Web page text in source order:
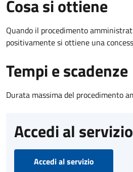
Cosa si ottiene
Quando il procedimento
positivamente si ottiene una
Tempi e scadenze
Durata massima del procedimento
Accedi al servizio
Accedi al servizio